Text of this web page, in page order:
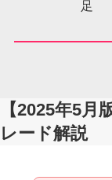
足
【2025年5月
レード解説